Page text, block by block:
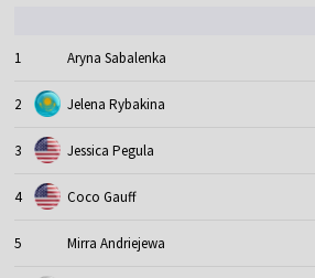
1 Aryna Sabalenka
2 Jelena Rybakina
3 Jessica Pegula
4 Coco Gauff
5 Mirra Andriejewa